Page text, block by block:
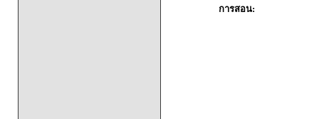
การสอน: